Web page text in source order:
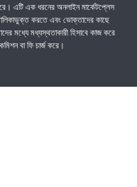
এটি এক ধরনের অনলাইন মার্কেটপ্লেস
তালিকাভুক্ত করতে এবং ভোক্তাদের কাছে
মধ্যে মধ্যস্থতাকারী হিসাবে কাজ করে
বা ফি চার্জ করে।